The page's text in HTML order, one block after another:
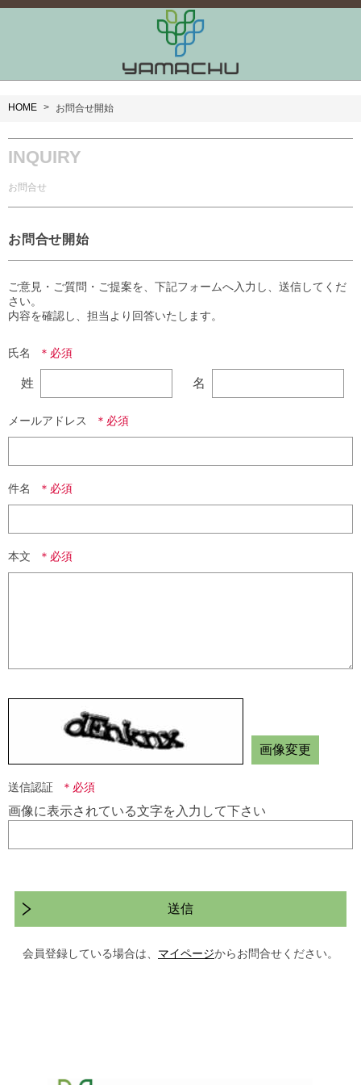
HOME お問合せ開始
INQUIRY
お問合せ
お問合せ開始
ご意見・ご質問・ご提案を、下記フォームへ入力し、送信してくだ
さい。
内容を確認し、担当より回答いたします。
氏名
姓 名
メールアドレス
件名
本文
画像変更
送信認証
画像に表示されている文字を入力して下さい
送信
会員登録している場合は、 マイページからお問合せください。